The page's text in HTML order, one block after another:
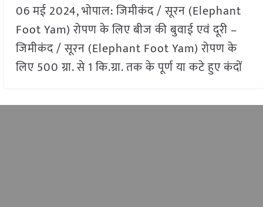
06 मई 2024, भोपाल: जिमीकंद / सूरन (Elephant
Foot Yam) रोपण के लिए बीज की बुवाई एवं दूरी –
जिमीकंद / सूरन (Elephant Foot Yam) रोपण के
लिए 500 ग्रा. से 1 कि.ग्रा. तक के पूर्ण या कटे हुए कंदों